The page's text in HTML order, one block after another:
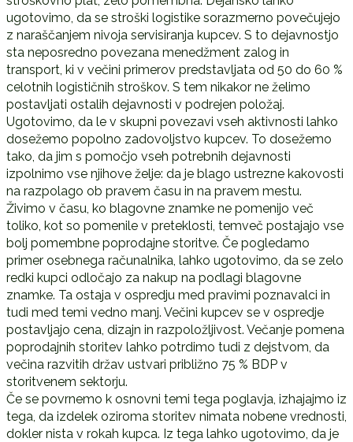
ugotovimo, da se stroški logistike sorazmerno povečujejo
z naraščanjem nivoja servisiranja kupcev. S to dejavnostjo
sta neposredno povezana menedžment zalog in
transport, ki v večini primerov predstavljata od 50 do 60 %
celotnih logističnih stroškov. S tem nikakor ne želimo
postavljati ostalih dejavnosti v podrejen položaj.
Ugotovimo, da le v skupni povezavi vseh aktivnosti lahko
dosežemo popolno zadovoljstvo kupcev. To dosežemo
tako, da jim s pomočjo vseh potrebnih dejavnosti
izpolnimo vse njihove želje: da je blago ustrezne kakovosti
na razpolago ob pravem času in na pravem mestu.
Živimo v času, ko blagovne znamke ne pomenijo več
toliko, kot so pomenile v preteklosti, temveč postajajo vse
bolj pomembne poprodajne storitve. Če pogledamo
primer osebnega računalnika, lahko ugotovimo, da se zelo
redki kupci odločajo za nakup na podlagi blagovne
znamke. Ta ostaja v ospredju med pravimi poznavalci in
tudi med temi vedno manj. Večini kupcev se v ospredje
postavljajo cena, dizajn in razpoložljivost. Večanje pomena
poprodajnih storitev lahko potrdimo tudi z dejstvom, da
večina razvitih držav ustvari približno 75 % BDP v
storitvenem sektorju.
Če se povrnemo k osnovni temi tega poglavja, izhajajmo iz
tega, da izdelek oziroma storitev nimata nobene vrednosti,
dokler nista v rokah kupca. Iz tega lahko ugotovimo, da je